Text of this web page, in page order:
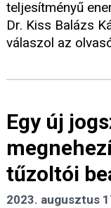
teljesítményű
Dr. Kiss Balázs
válaszol az
Egy új
tűzoltói
2023. augusztus